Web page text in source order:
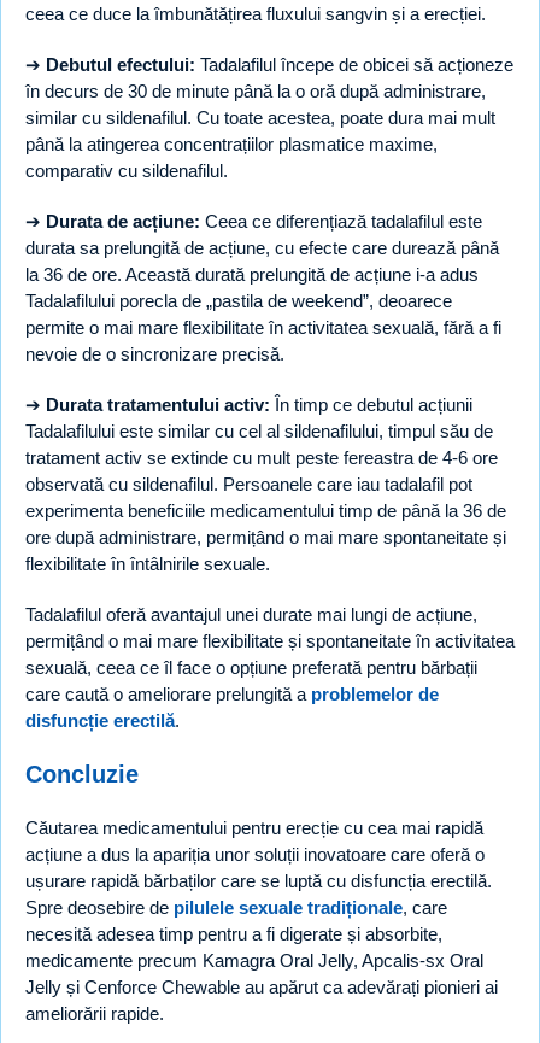
ceea ce duce la îmbunătățirea fluxului sangvin și a erecției.
➔ Debutul efectului: Tadalafilul începe de obicei să acționeze
în decurs de 30 de minute până la o oră după administrare,
similar cu sildenafilul. Cu toate acestea, poate dura mai mult
până la atingerea concentrațiilor plasmatice maxime,
comparativ cu sildenafilul.
➔ Durata de acțiune: Ceea ce diferențiază tadalafilul este
durata sa prelungită de acțiune, cu efecte care durează până
la 36 de ore. Această durată prelungită de acțiune i-a adus
Tadalafilului porecla de „pastila de weekend”, deoarece
permite o mai mare flexibilitate în activitatea sexuală, fără a fi
nevoie de o sincronizare precisă.
➔ Durata tratamentului activ: În timp ce debutul acțiunii
Tadalafilului este similar cu cel al sildenafilului, timpul său de
tratament activ se extinde cu mult peste fereastra de 4-6 ore
observată cu sildenafilul. Persoanele care iau tadalafil pot
experimenta beneficiile medicamentului timp de până la 36 de
ore după administrare, permițând o mai mare spontaneitate și
flexibilitate în întâlnirile sexuale.
Tadalafilul oferă avantajul unei durate mai lungi de acțiune,
permițând o mai mare flexibilitate și spontaneitate în activitatea
sexuală, ceea ce îl face o opțiune preferată pentru bărbații
care caută o ameliorare prelungită a problemelor de
disfuncție erectilă.
Concluzie
Căutarea medicamentului pentru erecție cu cea mai rapidă
acțiune a dus la apariția unor soluții inovatoare care oferă o
ușurare rapidă bărbaților care se luptă cu disfuncția erectilă.
Spre deosebire de pilulele sexuale tradiționale, care
necesită adesea timp pentru a fi digerate și absorbite,
medicamente precum Kamagra Oral Jelly, Apcalis-sx Oral
Jelly și Cenforce Chewable au apărut ca adevărați pionieri ai
ameliorării rapide.